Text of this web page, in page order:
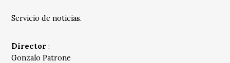
Servicio de noticias.
Director :
Gonzalo Patrone